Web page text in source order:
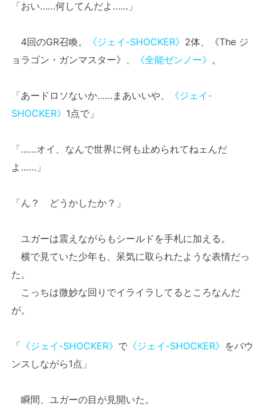
「おい……何してんだよ……」
4回のGR召喚。 《ジェイ-SHOCKER》 2体、《The ジ
ョラゴン・ガンマスター》、
《全能ゼンノー》 。
「あードロソないか……まあいいや、
《ジェイ-
SHOCKER》 1点で」
「……オイ、なんで世界に何も止められてねェんだ
よ……」
「ん？ どうかしたか？」
ユガーは震えながらもシールドを手札に加える。
横で見ていた少年も、呆気に取られたような表情だっ
た。
こっちは微妙な回りでイライラしてるところなんだ
が。
「 《ジェイ-SHOCKER》 で 《ジェイ-SHOCKER》 をバウ
ンスしながら1点」
瞬間、ユガーの目が見開いた。